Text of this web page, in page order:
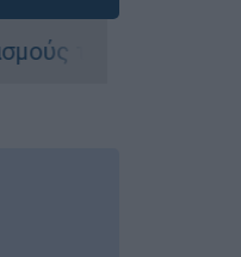
- «Μόνο 3